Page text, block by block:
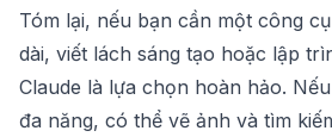
Tóm lại, nếu bạn cần một công
dài, viết lách sáng tạo hoặc lập
Claude là lựa chọn hoàn hảo.
đa năng, có thể vẽ ảnh và tìm